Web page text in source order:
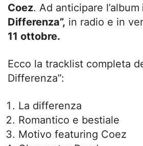
Coez. Ad anticipare l’album
Differenza”, in radio e in
11 ottobre.
Ecco la tracklist completa
Differenza”:
La differenza
Romantico e bestiale
Motivo featuring Coez